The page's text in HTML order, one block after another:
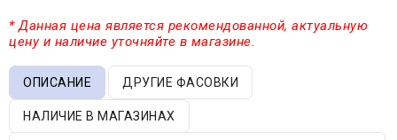
* Данная цена является рекомендованной, актуальную
цену и наличие уточняйте в магазине.
ОПИСАНИЕ ДРУГИЕ ФАСОВКИ
НАЛИЧИЕ В МАГАЗИНАХ